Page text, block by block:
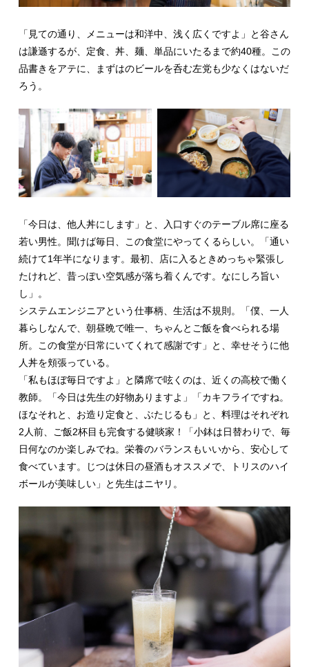
「見ての通り、メニューは和洋中、浅く広くですよ」と谷さん
は謙遜するが、定食、丼、麺、単品にいたるまで約40種。この
品書きをアテに、まずはのビールを呑む左党も少なくはないだ
ろう。
「今日は、他人丼にします」と、入口すぐのテーブル席に座る
若い男性。聞けば毎日、この食堂にやってくるらしい。「通い
続けて1年半になります。最初、店に入るときめっちゃ緊張し
たけれど、昔っぽい空気感が落ち着くんです。なにしろ旨い
し」。
システムエンジニアという仕事柄、生活は不規則。「僕、一人
暮らしなんで、朝昼晩で唯一、ちゃんとご飯を食べられる場
所。この食堂が日常にいてくれて感謝です」と、幸せそうに他
人丼を頬張っている。
「私もほぼ毎日ですよ」と隣席で呟くのは、近くの高校で働く
教師。「今日は先生の好物ありますよ」「カキフライですね。
ほなそれと、お造り定食と、ぶたじるも」と、料理はそれぞれ
2人前、ご飯2杯目も完食する健啖家！「小鉢は日替わりで、毎
日何なのか楽しみでね。栄養のバランスもいいから、安心して
食べています。じつは休日の昼酒もオススメで、トリスのハイ
ボールが美味しい」と先生はニヤリ。